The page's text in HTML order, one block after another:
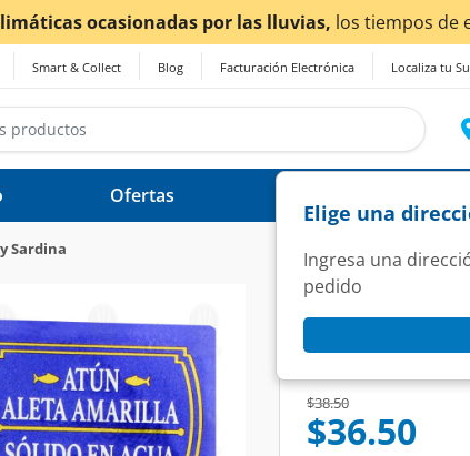
¡Ahora también en Aguascalientes! Da clic aquí
Smart & Collect Blog Facturación Electrónica Localiza tu
Elige una
Ingresa una
pedido
Ofertas
Sardina
TUNY
Atún Tuny
Price reduced from
$38.50to
$36.50